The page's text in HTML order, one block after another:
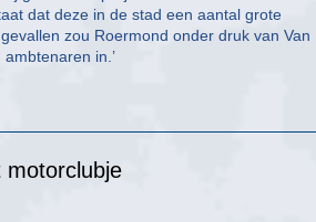
dat deze in de stad een aantal grote
zou Roermond onder druk van Van
in.’
motorclubje